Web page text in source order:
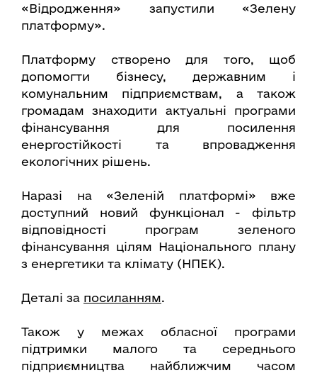
«Відродження» запустили «Зелену
платформу».
Платформу створено для того, щоб
допомогти бізнесу, державним і
комунальним підприємствам, а також
громадам знаходити актуальні програми
фінансування для посилення
енергостійкості та впровадження
екологічних рішень.
Наразі на «Зеленій платформі» вже
доступний новий функціонал - фільтр
відповідності програм зеленого
фінансування цілям Національного плану
з енергетики та клімату (НПЕК).
Деталі за посиланням.
Також у межах обласної програми
підтримки малого та середнього
підприємництва найближчим часом